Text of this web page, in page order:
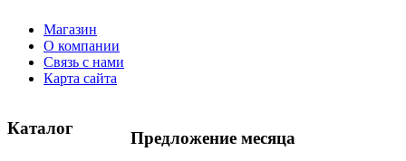
Магазин
О компании
Связь с нами
Карта сайта
Каталог
Предложение месяца